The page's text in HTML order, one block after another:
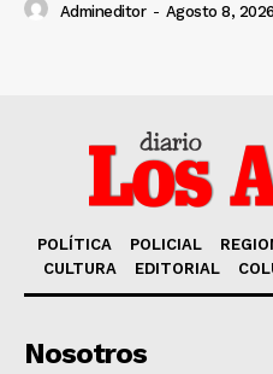
Admineditor - Agosto 8, 2026
POLÍTICA POLICIAL
CULTURA
EDITORIAL
Nosotros